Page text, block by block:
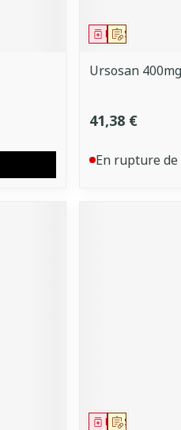
Sur
Médicament
Ursosan
41,38 €
En rupture de
Sur
Médicament